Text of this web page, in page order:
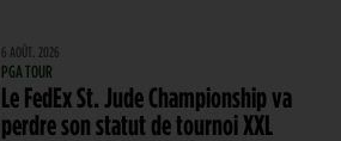
6 AOÛT. 2026
PGA TOUR
Le FedEx St. Jude Championship va
perdre son statut de tournoi XXL